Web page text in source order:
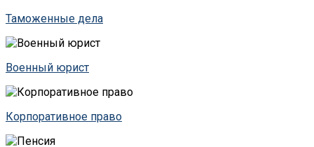
Таможенные дела
Военный юрист
Корпоративное право